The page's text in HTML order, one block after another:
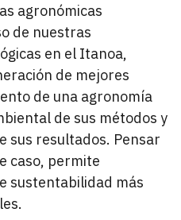
agronómicas
de nuestras
en el Itanoa,
de mejores
de una agronomía
de sus métodos y
sus resultados. Pensar
caso, permite
sustentabilidad más